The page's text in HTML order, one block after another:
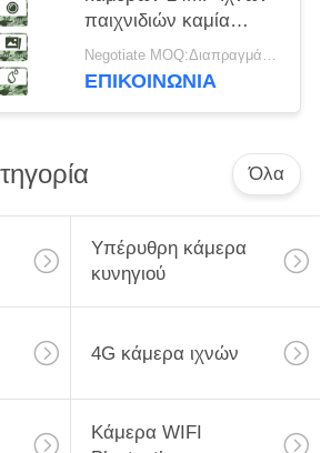
παιχνιδιών καμία
μαύρη υπέρυθρη
λειτουργία wifi ώθησης
Negotiate MOQ:Διαπραγμάτευση
ΕΠΙΚΟΙΝΩΝΙΑ
Όλα
Υπέρυθρη κάμερα
κυνηγιού
4G κάμερα ιχνών
Κάμερα WIFI